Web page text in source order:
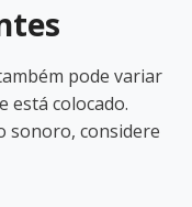
pode variar
está colocado.
sonoro, considere